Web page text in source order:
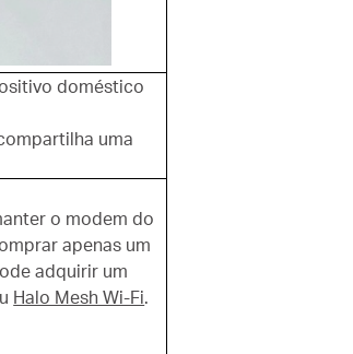
doméstico
uma
o modem do
apenas um
adquirir um
Halo Mesh Wi-Fi.